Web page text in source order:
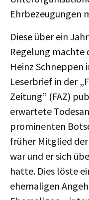
Ehrbezeugungen
Diese über ein
Regelung machte
Heinz Schneppen
Leserbrief in der
Zeitung” (FAZ)
erwartete
prominenten
früher Mitglied der
war und er sich
hatte. Dies löste
ehemaligen